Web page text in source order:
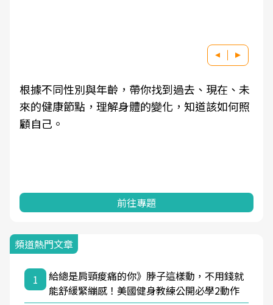
根據不同性別與年齡，帶你找到過去、現在、未
來的健康節點，理解身體的變化，知道該如何照
顧自己。
前往專題
頻道熱門文章
1
給總是肩頸痠痛的你》脖子這樣動，不用錢就
能舒緩緊繃感！美國健身教練公開必學2動作